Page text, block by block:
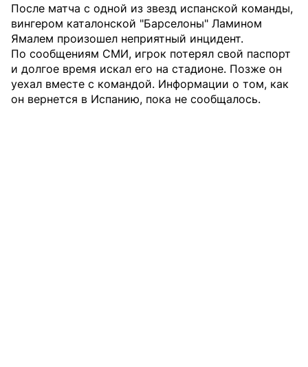
После матча с одной из звезд испанской команды,
вингером каталонской "Барселоны" Ламином
Ямалем произошел неприятный инцидент.
По сообщениям СМИ, игрок потерял свой паспорт
и долгое время искал его на стадионе. Позже он
уехал вместе с командой. Информации о том, как
он вернется в Испанию, пока не сообщалось.